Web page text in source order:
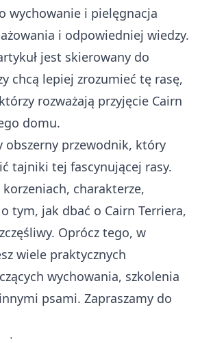
wychowanie i pielęgnacja
i odpowiedniej wiedzy.
jest skierowany do
chcą lepiej zrozumieć tę rasę,
rozważają przyjęcie Cairn
domu.
obszerny przewodnik, który
tajniki tej fascynującej rasy.
charakterze,
tym, jak dbać o Cairn Terriera,
Oprócz tego, w
wiele praktycznych
wychowania, szkolenia
psami. Zapraszamy do